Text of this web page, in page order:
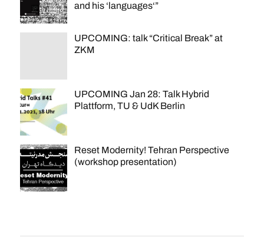
and his ‘languages‘”
UPCOMING: talk “Critical Break” at
ZKM
UPCOMING Jan 28: Talk Hybrid
Plattform, TU & UdK Berlin
Reset Modernity! Tehran Perspective
(workshop presentation)